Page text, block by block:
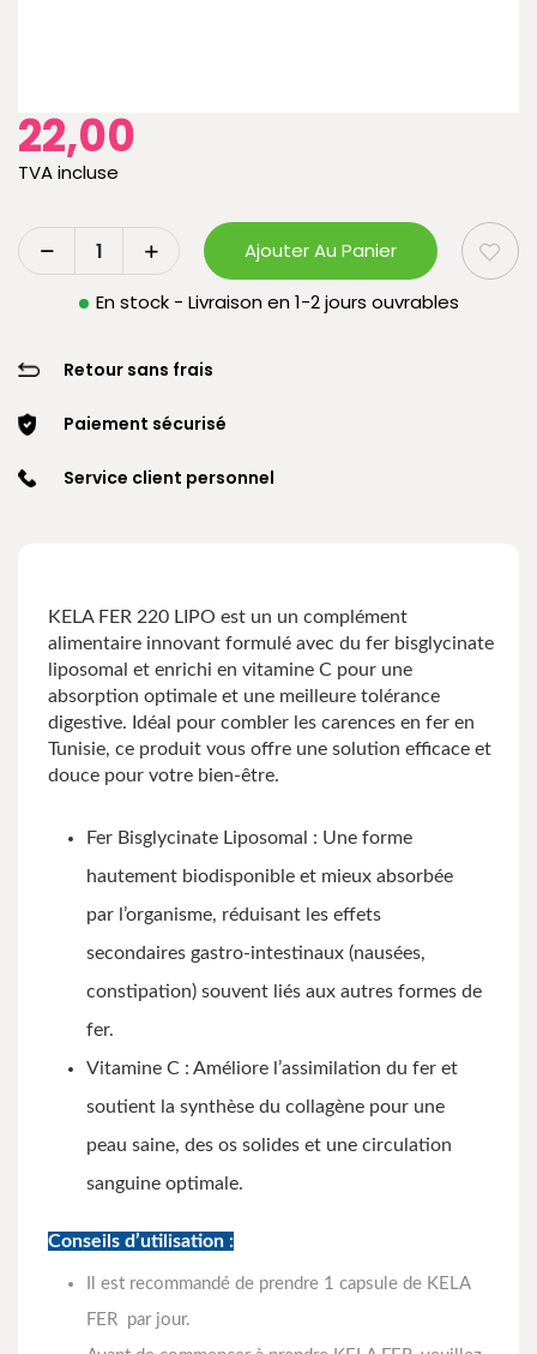
22,00
TVA incluse
Ajouter Au Panier
En stock - Livraison en 1-2 jours ouvrables
Retour sans frais
Paiement sécurisé
Service client personnel
KELA FER 220 LIPO est un un complément
alimentaire innovant formulé avec du fer bisglycinate
liposomal et enrichi en vitamine C pour une
absorption optimale et une meilleure tolérance
digestive. Idéal pour combler les carences en fer en
Tunisie, ce produit vous offre une solution efficace et
douce pour votre bien-être.
Fer Bisglycinate Liposomal : Une forme
hautement biodisponible et mieux absorbée
par l’organisme, réduisant les effets
secondaires gastro-intestinaux (nausées,
constipation) souvent liés aux autres formes de
fer.
Vitamine C : Améliore l’assimilation du fer et
soutient la synthèse du collagène pour une
peau saine, des os solides et une circulation
sanguine optimale.
Conseils d’utilisation :
Il est recommandé de prendre 1 capsule de KELA
FER par jour.